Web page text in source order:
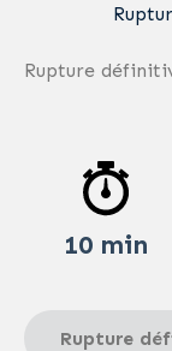
Rupture
10 min
Rupture